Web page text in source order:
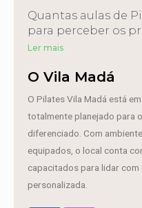
Quantas aulas de
para perceber os
Ler mais
O Vila Madá
O Pilates Vila Madá está
totalmente planejado para
diferenciado. Com
equipados, o local conta
capacitados para lidar
personalizada.